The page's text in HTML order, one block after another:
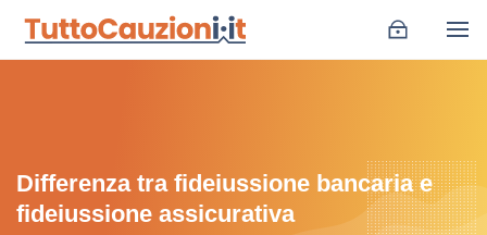
Differenza tra fideiussione bancaria e
fideiussione assicurativa